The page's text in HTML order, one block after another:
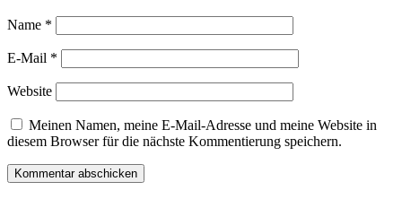
Name *
E-Mail *
Website
Meinen Namen, meine E-Mail-Adresse und meine Website in
diesem Browser für die nächste Kommentierung speichern.